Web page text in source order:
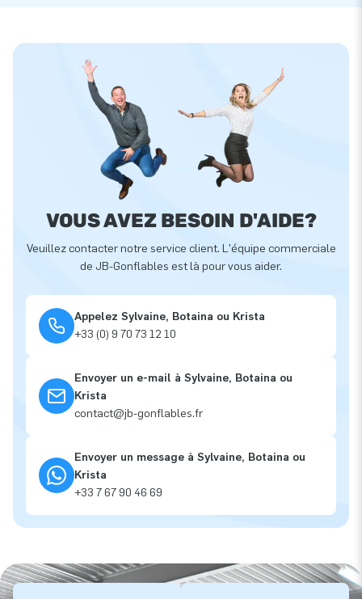
VOUS AVEZ BESOIN D'AIDE?
Veuillez contacter notre service client. L'équipe commerciale
de JB-Gonflables est là pour vous aider.
Appelez Sylvaine, Botaina ou Krista
+33 (0) 9 70 73 12 10
Envoyer un e-mail à Sylvaine, Botaina ou
Krista
contact@jb-gonflables.fr
Envoyer un message à Sylvaine, Botaina ou
Krista
+33 7 67 90 46 69